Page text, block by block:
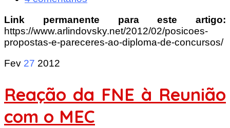
Link permanente para este artigo:
https://www.arlindovsky.net/2012/02/posicoes-
propostas-e-pareceres-ao-diploma-de-concursos/
Fev 27 2012
Reação da FNE à Reunião
com o MEC